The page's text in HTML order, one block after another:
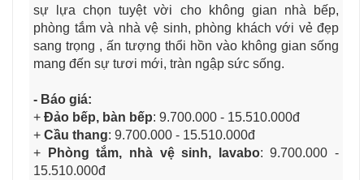
sự lựa chọn tuyệt vời cho không gian nhà bếp,
phòng tắm và nhà vệ sinh, phòng khách với vẻ đẹp
sang trọng , ấn tượng thổi hồn vào không gian sống
mang đến sự tươi mới, tràn ngập sức sống.
- Báo giá:
+ Đảo bếp, bàn bếp: 9.700.000 - 15.510.000đ
+ Cầu thang: 9.700.000 - 15.510.000đ
+
Phòng tắm, nhà vệ sinh, lavabo: 9.700.000 -
15.510.000đ